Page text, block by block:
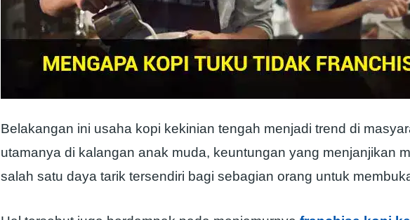
Belakangan ini usaha kopi kekinian tengah menjadi trend di
utamanya di kalangan anak muda, keuntungan yang menjanjikan
salah satu daya tarik tersendiri bagi sebagian orang untuk